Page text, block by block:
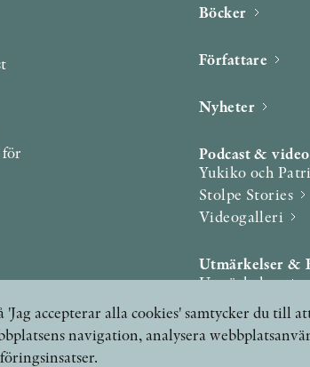
för
Böcker
Författare
Nyheter
Podcast & video
Yukiko och
Stolpe Stories
Videogalleri
Utmärkelser &
Utmärkelser
Övriga format
accepterar alla cookies' samtycker du till
navigation, analysera